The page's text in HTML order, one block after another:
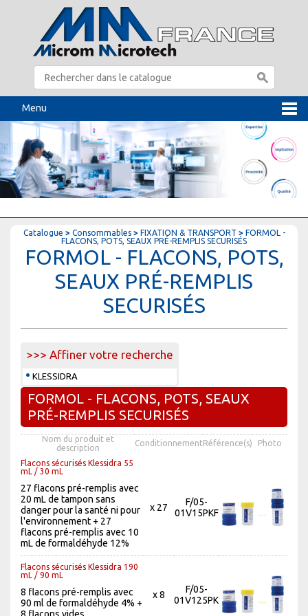
Menu
FORMOL - FLACONS, POTS,
SEAUX PRÉ-REMPLIS
SECURISÉS
Catalogue > Consommables > FIXATION & TRANSPORT > FORMOL -
FLACONS, POTS, SEAUX PRÉ-REMPLIS SECURISÉS
>>> Affiner votre recherche
KLESSIDRA
FORMOL - FLACONS, POTS, SEAUX
PRÉ-REMPLIS SECURISÉS
Nom du produit et
description
ConditionnementRéférence(s) Photo
Flacons sécurisés Klessidra 55
mL / 30 mL
27 flacons pré-remplis avec
20 mL de tampon sans
danger pour la santé ni pour
l'environnement + 27
flacons pré-remplis avec 10
mL de formaldéhyde 12%
x 27
F/05-
01V15PKF
Flacons sécurisés Klessidra 190
mL / 90 mL
8 flacons pré-remplis avec
90 ml de formaldéhyde 4% +
x 8
F/05-
01V125PK